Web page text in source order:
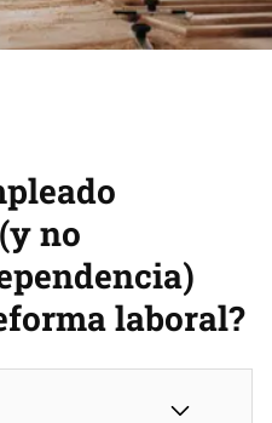
no
laboral?